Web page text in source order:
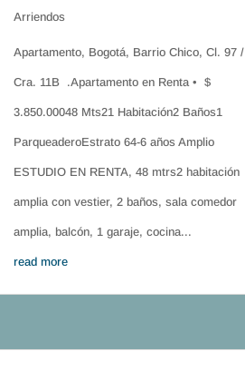
Arriendos
Apartamento, Bogotá, Barrio Chico, Cl. 97 /
Cra. 11B .Apartamento en Renta • $
3.850.00048 Mts21 Habitación2 Baños1
ParqueaderoEstrato 64-6 años Amplio
ESTUDIO EN RENTA, 48 mtrs2 habitación
amplia con vestier, 2 baños, sala comedor
amplia, balcón, 1 garaje, cocina...
read more